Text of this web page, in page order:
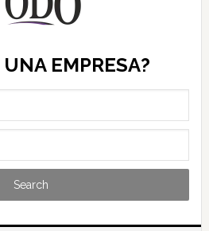
EMPRESA?
Search